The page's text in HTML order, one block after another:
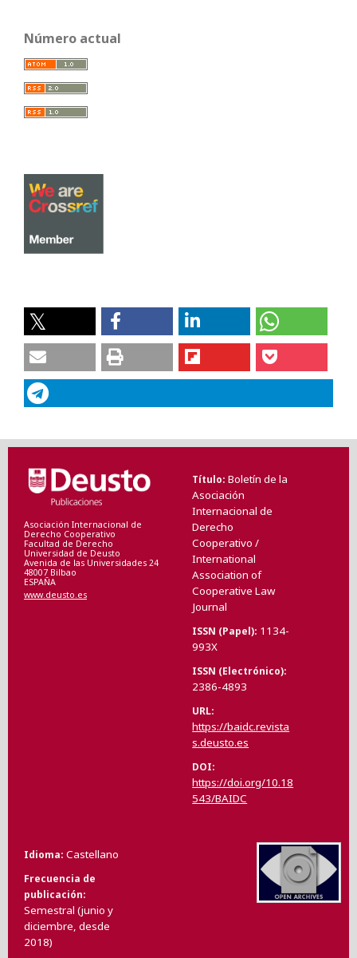
Número actual
Asociación Internacional de
Derecho Cooperativo
Facultad de Derecho
Universidad de Deusto
Avenida de las Universidades 24
48007 Bilbao
ESPAÑA
www.deusto.es
Título Boletín de la
Asociación
Internacional de
Derecho
Cooperativo /
International
Association of
Cooperative Law
Journal
ISSN (Papel) 1134-
993X
ISSN (Electrónico)
2386-4893
URL
https://baidc.revista
s.deusto.es
DOI
https://doi.org/10.18
543/BAIDC
Idioma Castellano
Frecuencia de
publicación
Semestral (junio y
diciembre, desde
2018)